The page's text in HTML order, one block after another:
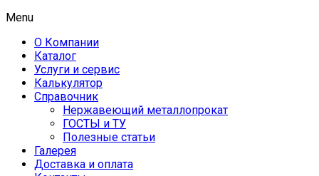
Menu
О Компании
Каталог
Услуги и сервис
Калькулятор
Справочник
Нержавеющий металлопрокат
ГОСТЫ и ТУ
Полезные статьи
Галерея
Доставка и оплата